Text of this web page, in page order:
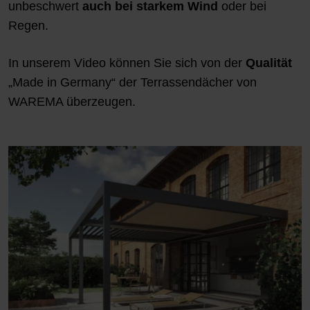
unbeschwert auch bei starkem Wind oder bei
Regen.
In unserem Video können Sie sich von der Qualität
„Made in Germany“ der Terrassendächer von
WAREMA überzeugen.